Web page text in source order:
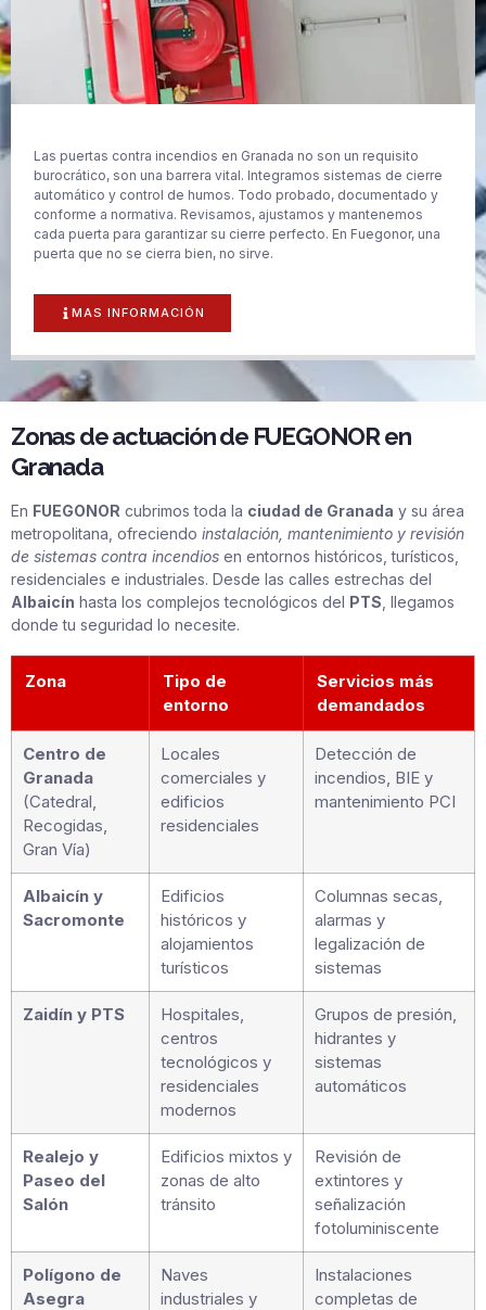
Las puertas contra incendios en Granada no son un requisito
burocrático, son una barrera vital. Integramos sistemas de cierre
automático y control de humos. Todo probado, documentado y
conforme a normativa. Revisamos, ajustamos y mantenemos
cada puerta para garantizar su cierre perfecto. En Fuegonor, una
puerta que no se cierra bien, no sirve.
MAS INFORMACIÓN
Zonas de actuación de FUEGONOR en
Granada
En FUEGONOR cubrimos toda la ciudad de Granada y su área
metropolitana, ofreciendo instalación, mantenimiento y revisión
de sistemas contra incendios en entornos históricos, turísticos,
residenciales e industriales. Desde las calles estrechas del
Albaicín hasta los complejos tecnológicos del PTS , llegamos
donde tu seguridad lo necesite.
Zona
Tipo de
entorno
Servicios más
demandados
Centro de
Granada
(Catedral,
Recogidas,
Gran Vía)
Locales
comerciales y
edificios
residenciales
Detección de
incendios, BIE y
mantenimiento PCI
Albaicín y
Sacromonte
Edificios
históricos y
alojamientos
turísticos
Columnas secas,
alarmas y
legalización de
sistemas
Zaidín y PTS
Hospitales,
centros
tecnológicos y
residenciales
modernos
Grupos de presión,
hidrantes y
sistemas
automáticos
Realejo y
Paseo del
Salón
Edificios mixtos y
zonas de alto
tránsito
Revisión de
extintores y
señalización
fotoluminiscente
Polígono de
Asegra
Naves
industriales y
Instalaciones
completas de